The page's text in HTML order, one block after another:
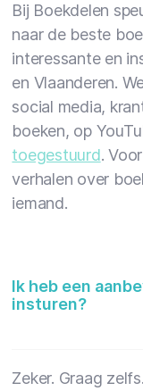
Bij Boekdelen
naar de beste
interessante en
en Vlaanderen.
social media,
boeken, op
toegestuurd.
verhalen over
iemand.
Ik heb een
insturen?
Zeker. Graag